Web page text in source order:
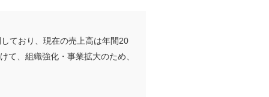
ており、現在の売上高は年間20
て、組織強化・事業拡大のため、